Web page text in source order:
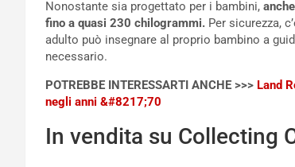
Nonostante sia progettato per i bambini,
fino a quasi 230 chilogrammi. Per sicurezza,
adulto può insegnare al proprio bambino a
necessario.
POTREBBE INTERESSARTI ANCHE >>> Land
negli anni &#8217;70
In vendita su Collecting